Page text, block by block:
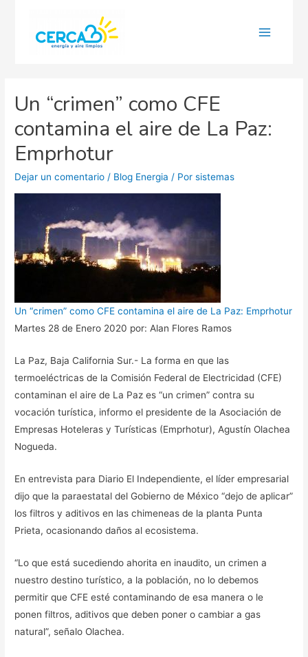
Un “crimen” como CFE
contamina el aire de La Paz:
Emprhotur
Dejar un comentario / Blog Energia / Porsistemas
Un “crimen” como CFE contamina el aire de La Paz: Emprhotur
Martes 28 de Enero 2020 por: Alan Flores Ramos
La Paz, Baja California Sur.- La forma en que las
termoeléctricas de la Comisión Federal de Electricidad (CFE)
contaminan el aire de La Paz es “un crimen” contra su
vocación turística, informo el presidente de la Asociación de
Empresas Hoteleras y Turísticas (Emprhotur), Agustín Olachea
Nogueda.
En entrevista para Diario El Independiente, el líder empresarial
dijo que la paraestatal del Gobierno de México “dejo de aplicar”
los filtros y aditivos en las chimeneas de la planta Punta
Prieta, ocasionando daños al ecosistema.
“Lo que está sucediendo ahorita en inaudito, un crimen a
nuestro destino turístico, a la población, no lo debemos
permitir que CFE esté contaminando de esa manera o le
ponen filtros, aditivos que deben poner o cambiar a gas
natural”, señalo Olachea.